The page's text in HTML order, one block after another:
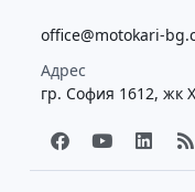
office@motokari-
Адрес
гр. София 1612, жк
F
a
c
Y
o
u
L
i
n
R
s
s